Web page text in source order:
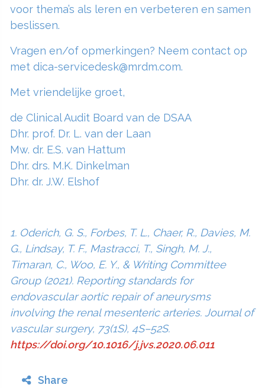
voor thema’s als leren en verbeteren en samen
beslissen.
Vragen en/of opmerkingen? Neem contact op
met dica-servicedesk@mrdm.com.
Met vriendelijke groet,
de Clinical Audit Board van de DSAA
Dhr. prof. Dr. L. van der Laan
Mw. dr. E.S. van Hattum
Dhr. drs. M.K. Dinkelman
Dhr. dr. J.W. Elshof
1. Oderich, G. S., Forbes, T. L., Chaer, R., Davies, M.
G., Lindsay, T. F., Mastracci, T., Singh, M. J.,
Timaran, C., Woo, E. Y., & Writing Committee
Group (2021). Reporting standards for
endovascular aortic repair of aneurysms
involving the renal mesenteric arteries. Journal of
vascular surgery, 73(1S), 4S–52S.
https://doi.org/10.1016/j.jvs.2020.06.011
Share